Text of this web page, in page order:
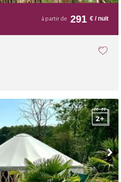
à partir de 291 € / nuit